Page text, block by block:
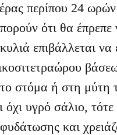
περίπου 24
ότι θα
επιβάλλεται
στόμα ή στη μύτη
όχι υγρό σάλιο,
και